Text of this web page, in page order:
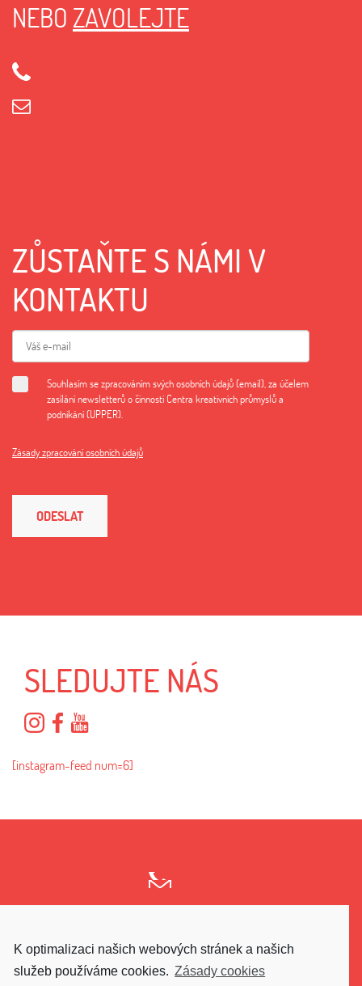
NEBO ZAVOLEJTE
ZŮSTAŇTE S NÁMI V
KONTAKTU
Souhlasím se zpracováním svých osobních údajů (email), za účelem
zasílání newsletterů o činnosti Centra kreativních průmyslů a
podnikání (UPPER).
Zásady zpracování osobních údajů
ODESLAT
SLEDUJTE NÁS
[instagram-feed num=6]
GO UPPER
K optimalizaci našich webových stránek a našich
služeb používáme cookies. Zásady cookies